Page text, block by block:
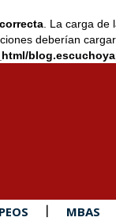
. La carga
deberían
MBAS